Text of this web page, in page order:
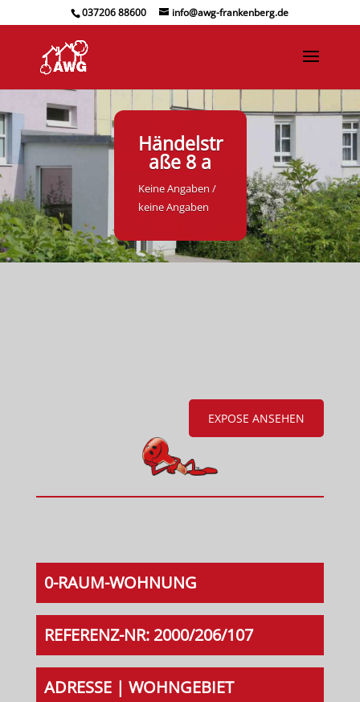
037206 88600 info@awg-frankenberg.de
Händelstr
aße 8 a
Keine Angaben /
keine Angaben
EXPOSE ANSEHEN
0-RAUM-WOHNUNG
REFERENZ-NR: 2000/206/107
ADRESSE | WOHNGEBIET